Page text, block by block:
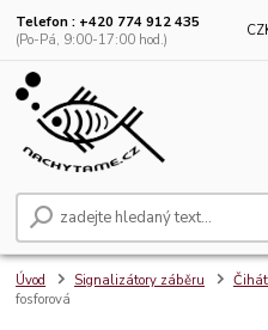
Telefon : +420 774 912 435
(Po-Pá, 9:00-17:00 hod.)
Úvod Signalizátory záběru
fosforová